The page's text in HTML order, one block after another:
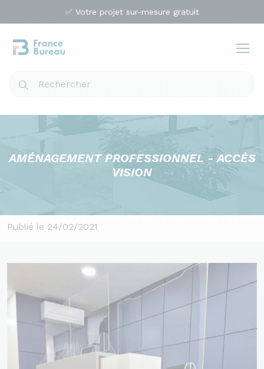
✅ Votre projet sur-mesure gratuit
AMÉNAGEMENT PROFESSIONNEL - ACCÈS
VISION
Publié le 24/02/2021